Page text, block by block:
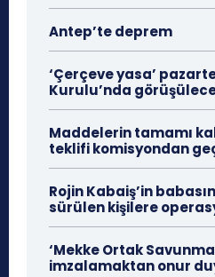
Antep’te deprem
‘Çerçeve yasa’
Kurulu’nda
Maddelerin tamamı
teklifi komisyondan
Rojin Kabaiş’in
sürülen kişilere
‘Mekke Ortak
imzalamaktan onur